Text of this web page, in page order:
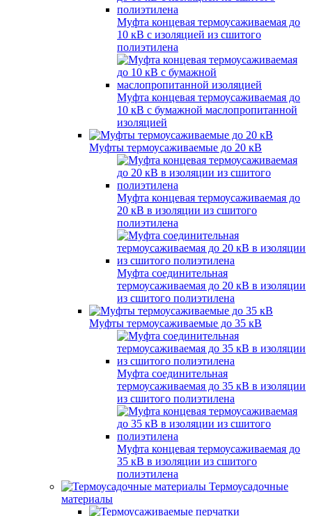
Муфта концевая термоусаживаемая до
10 кВ с изоляцией из сшитого
полиэтилена
Муфта концевая термоусаживаемая до
10 кВ с бумажной маслопропитанной
изоляцией
Муфты термоусаживаемые до 20 кВ
Муфта концевая термоусаживаемая до
20 кВ в изоляции из сшитого
полиэтилена
Муфта соединительная
термоусаживаемая до 20 кВ в изоляции
из сшитого полиэтилена
Муфты термоусаживаемые до 35 кВ
Муфта соединительная
термоусаживаемая до 35 кВ в изоляции
из сшитого полиэтилена
Муфта концевая термоусаживаемая до
35 кВ в изоляции из сшитого
полиэтилена
Термоусадочные
материалы